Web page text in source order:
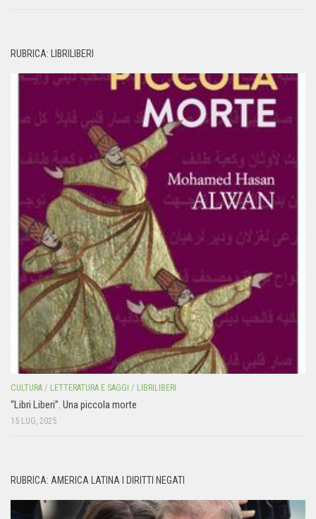
RUBRICA: LIBRILIBERI
CULTURA / LETTERATURA E SAGGI / LIBRILIBERI
“Libri Liberi”. Una piccola morte
15 LUG, 2025
RUBRICA: AMERICA LATINA I DIRITTI NEGATI